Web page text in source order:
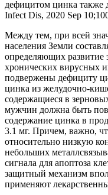
дефицитом цинка также
Infect Dis, 2020 Sep
Между тем, при всей
населения Земли
определяющих развитие
хронических вирусных
подвержены дефициту
цинка из желудочно-
содержащиеся в
мужчин должна быть
содержание цинка в
3.1 мг. Причем, важно,
относительно низкую
небольших
сигнала для апоптоза
защитный механизм
применяют